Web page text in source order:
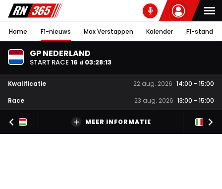
Home F1-nieuws Max Verstappen Kalender F1-stand
GP NEDERLAND
START RACE 16 d 03:28:12
Kwalificatie 22 aug. 2026 14:00 - 15:00
Race
23 aug. 2026 13:00 - 15:00
MEER INFORMATIE